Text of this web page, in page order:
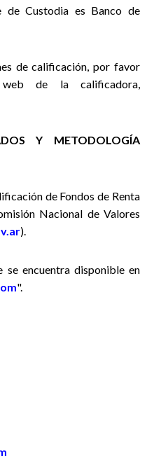
de Custodia es Banco de
de calificación, por favor
de la calificadora,
Y METODOLOGÍA
de Fondos de Renta
Nacional de Valores
).
se encuentra disponible en
".